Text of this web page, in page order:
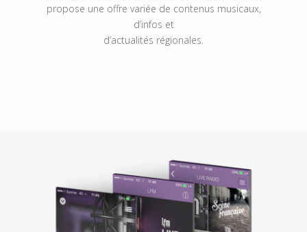
propose une offre variée de contenus musicaux,
d’infos et
d’actualités régionales.